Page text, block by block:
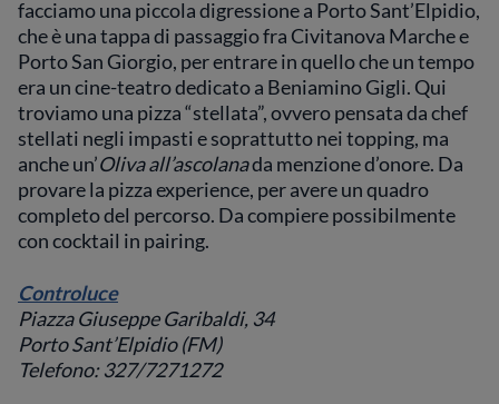
facciamo una piccola digressione a Porto Sant’Elpidio,
che è una tappa di passaggio fra Civitanova Marche e
Porto San Giorgio, per entrare in quello che un tempo
era un cine-teatro dedicato a Beniamino Gigli. Qui
troviamo una pizza “stellata”, ovvero pensata da chef
stellati negli impasti e soprattutto nei topping, ma
anche un’Oliva all’ascolanada menzione d’onore. Da
provare la pizza experience, per avere un quadro
completo del percorso. Da compiere possibilmente
con cocktail in pairing.
Controluce
Piazza Giuseppe Garibaldi, 34
Porto Sant’Elpidio (FM)
Telefono: 327/7271272